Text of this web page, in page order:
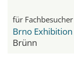
für
Brno
Brünn